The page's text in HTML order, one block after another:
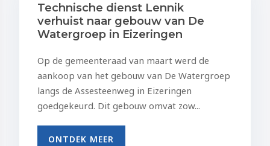
Technische dienst Lennik
verhuist naar gebouw van De
Watergroep in Eizeringen
Op de gemeenteraad van maart werd de
aankoop van het gebouw van De Watergroep
langs de Assesteenweg in Eizeringen
goedgekeurd. Dit gebouw omvat zow...
ONTDEK MEER